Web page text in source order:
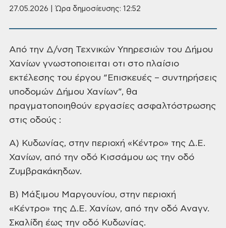
27.05.2026 | Ώρα δημοσίευσης: 12:52
Από την Δ/νση Τεχνικών Υπηρεσιών του Δήμου
Χανίων γνωστοποιειται οτι στο πλαίσιο
εκτέλεσης του έργου “Επισκευές – συντηρήσεις
υποδομών Δήμου Χανίων”, θα
πραγματοποιηθούν εργασίες ασφαλτόστρωσης
στις οδούς :
Α) Κυδωνίας, στην περιοχή «Κέντρο» της Δ.Ε.
Χανίων, από την οδό Κισσάμου ως την οδό
Ζυμβρακάκηδων.
Β) Μάξιμου Μαργουνίου, στην περιοχή
«Κέντρο» της Δ.Ε. Χανίων, από την οδό Αναγν.
Σκαλίδη έως την οδό Κυδωνίας.